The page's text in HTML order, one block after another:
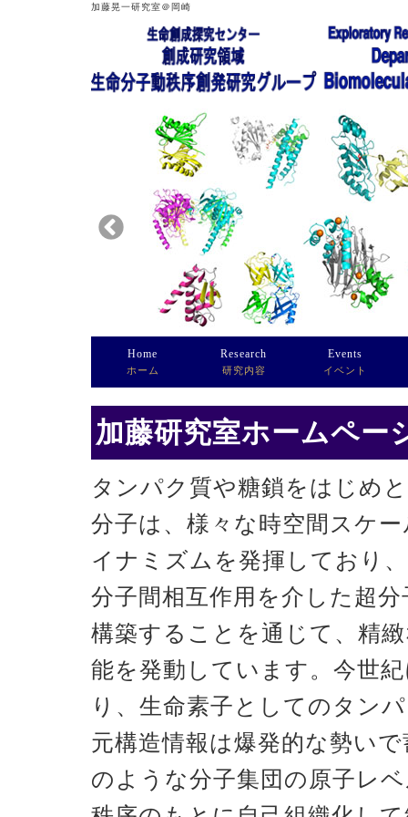
加藤晃一研究室＠岡崎
Home
ホーム
Research
研究内容
Events
イベント
加藤研究室ホームペー
タンパク質や糖鎖をはじめ
分子は、様々な時空間スケ
イナミズムを発揮しており
分子間相互作用を介した超
構築することを通じて、精
能を発動しています。今世
り、生命素子としてのタン
元構造情報は爆発的な勢い
のような分子集団の原子レ